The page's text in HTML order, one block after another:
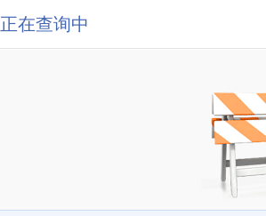
正在查询中